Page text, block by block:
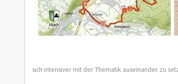
sich intensiver mit der Thematik auseinander zu